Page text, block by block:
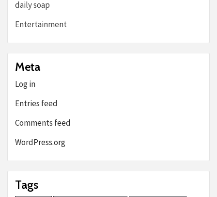
daily soap
Entertainment
Meta
Log in
Entries feed
Comments feed
WordPress.org
Tags